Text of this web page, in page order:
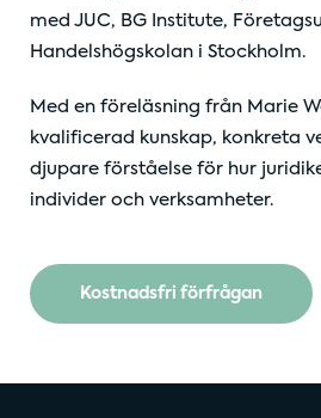
med JUC, BG Institute,
Handelshögskolan i Stockholm.
Med en föreläsning från Marie
kvalificerad kunskap, konkreta
djupare förståelse för hur
individer och verksamheter.
Kostnadsfri förfrågan